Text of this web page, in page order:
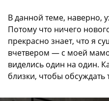
В данной теме, наверно,
Потому что ничего
прекрасно знает, что я
вчетвером — с моей
виделись один на один.
близки, чтобы обсуждать